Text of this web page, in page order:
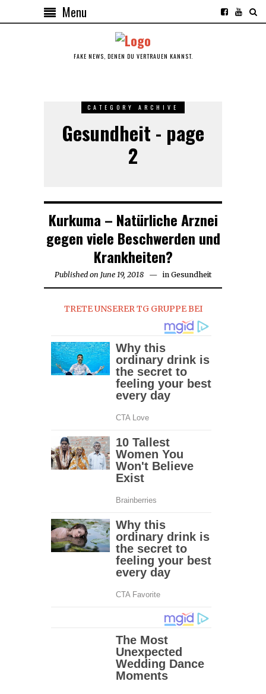
Menu
FAKE NEWS, DENEN DU VERTRAUEN KANNST.
CATEGORY ARCHIVE
Gesundheit - page
2
Kurkuma – Natürliche Arznei
gegen viele Beschwerden und
Krankheiten?
Published on June 19, 2018June in Gesundheit
TRETE UNSERER TG GRUPPE BEI